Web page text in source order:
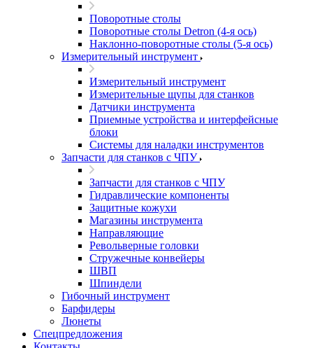
Поворотные столы
Поворотные столы Detron (4-я ось)
Наклонно-поворотные столы (5-я ось)
Измерительный инструмент
Измерительный инструмент
Измерительные щупы для станков
Датчики инструмента
Приемные устройства и интерфейсные
блоки
Системы для наладки инструментов
Запчасти для станков с ЧПУ
Запчасти для станков с ЧПУ
Гидравлические компоненты
Защитные кожухи
Магазины инструмента
Направляющие
Револьверные головки
Стружечные конвейеры
ШВП
Шпиндели
Гибочный инструмент
Барфидеры
Люнеты
Спецпредложения